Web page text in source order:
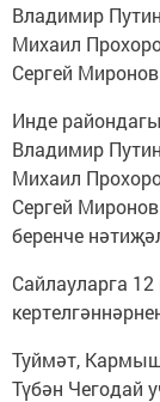
Владимир
Михаил
Сергей
Инде
Владимир
Михаил
Сергей
беренче
Сайлауларга
Туймәт,
Түбән Чегодай